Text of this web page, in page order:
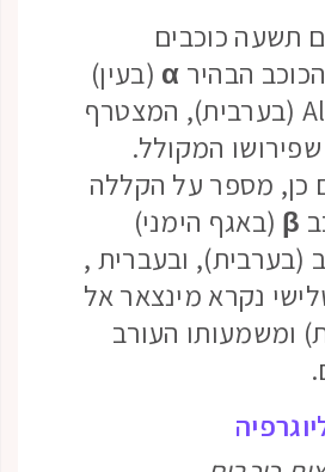
תשעה כוכבים
הבהיר α (בעין)
נקרא Al Chibar (בערבית), המצטרף
המקולל.
כן, מספר על הקללה
β (באגף הימני)
(בערבית), ובעברית ,
נקרא מינצאר אל
ומשמעותו העורב